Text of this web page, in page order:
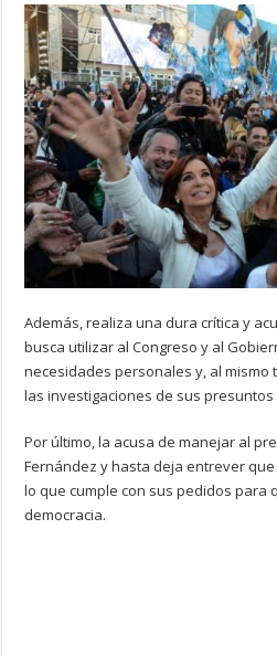
Además, realiza una dura crítica y
busca utilizar al Congreso y al
necesidades personales y, al mismo
las investigaciones de sus presuntos
Por último, la acusa de manejar al
Fernández y hasta deja entrever
lo que cumple con sus pedidos para
democracia.